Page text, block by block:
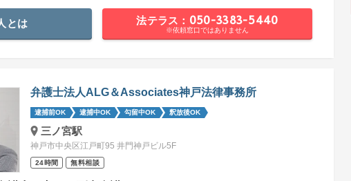
とは 法テラス：050-3383-5440
※依頼窓口ではありません
弁護士法人ALG＆Associates神戸法律事務所
逮捕前OK 逮捕中OK 勾留中OK 釈放後OK
三ノ宮駅
神戸市中央区江戸町95 井門神戸ビル5F
24時間 無料相談